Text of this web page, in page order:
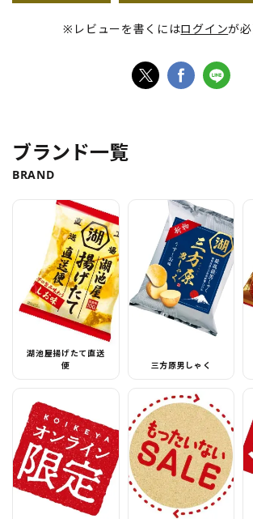
※レビューを書くにはログインが必
ブランド一覧
BRAND
湖池屋揚げたて直送
便
三方原男しゃく